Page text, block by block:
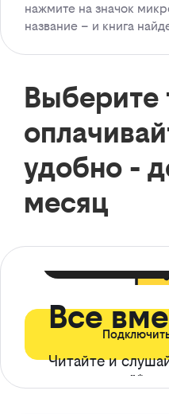
нажмите на значок
название – и книга
Выберите
удобно -
месяц
Все
Читайте и
ограничений*